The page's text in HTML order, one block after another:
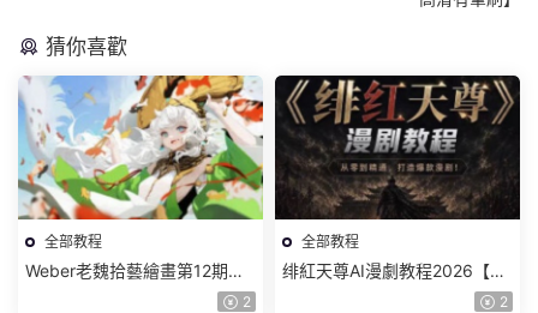
猜你喜歡
全部教程
Weber老魏拾藝繪畫第12期角
色特訓班【畫質不錯隻有視
2
全部教程
绯紅天尊AI漫劇教程2026【畫
2